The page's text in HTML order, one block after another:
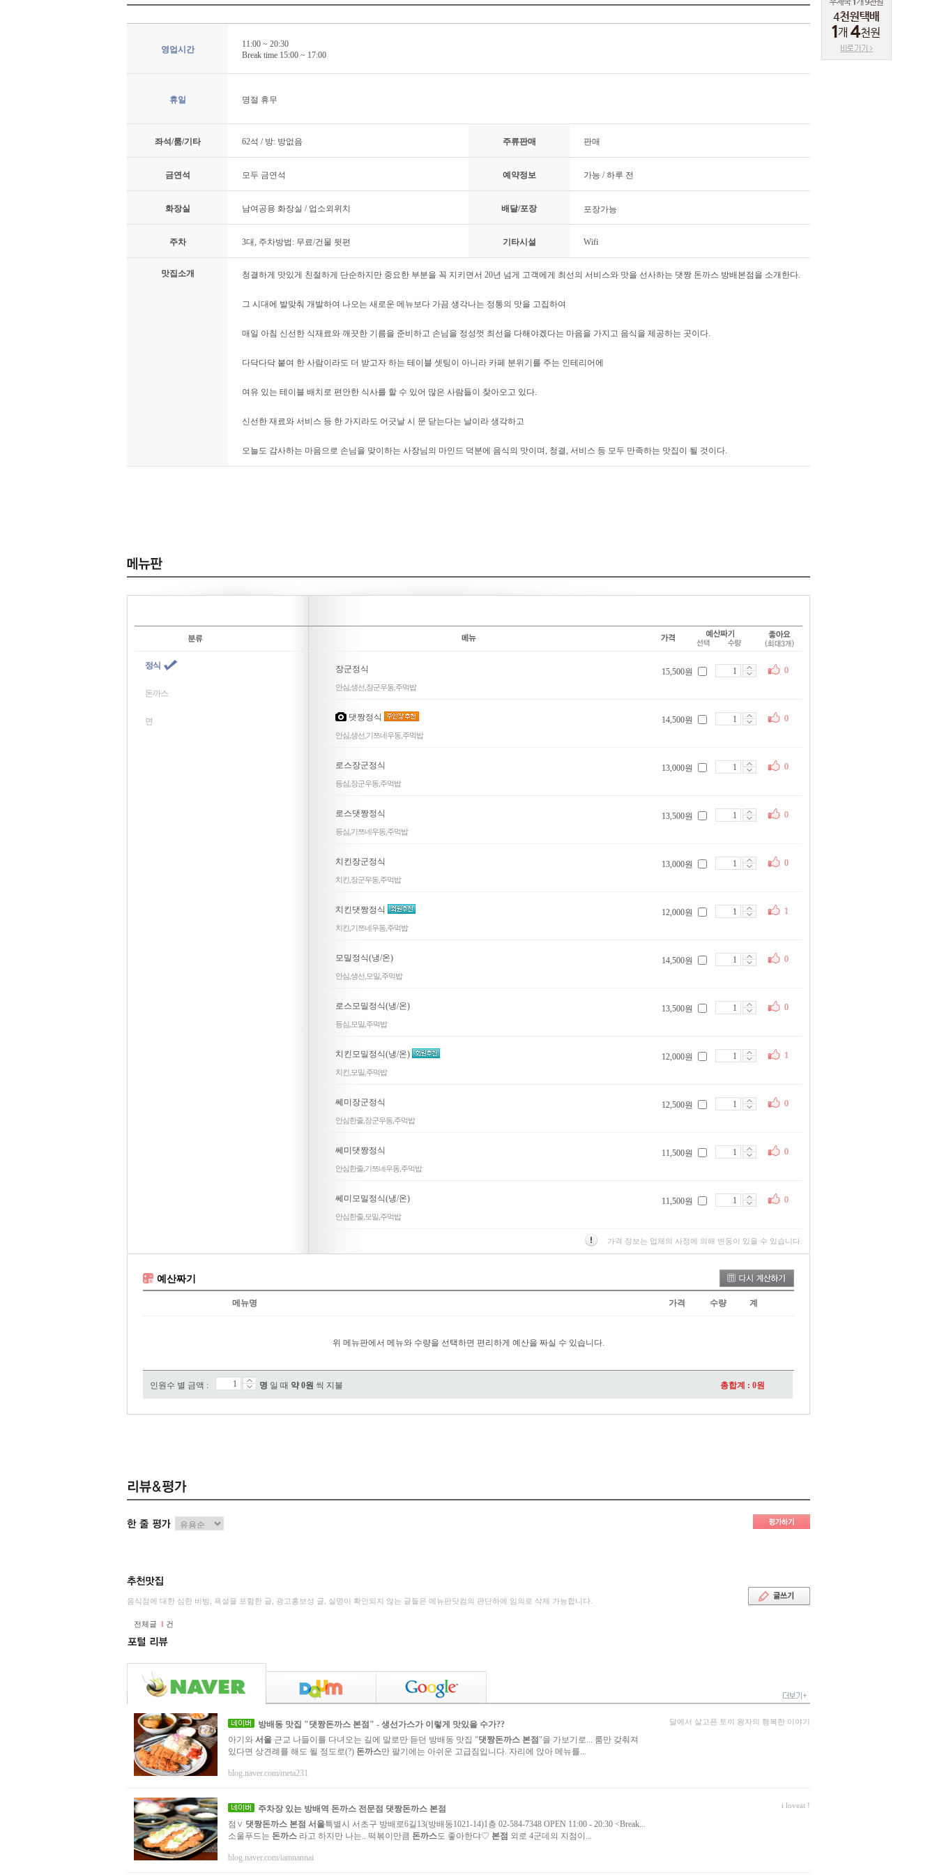
영업시간
11:00 ~ 20:30
Break time 15:00 ~ 17:00
휴일 명절 휴무
좌석/룸/기타 62석 / 방: 방없음 주류판매 판매
금연석 모두 금연석 예약정보 가능 / 하루 전
화장실 남여공용 화장실 / 업소외위치 배달/포장 포장가능
주차 3대, 주차방법: 무료/건물 뒷편 기타시설 Wifi
맛집소개 청결하게 맛있게 친절하게 단순하지만 중요한 부분을 꼭 지키면서 20년 넘게 고객에게 최선의 서비스와 맛을 선사하는 댓짱 돈까스 방배본점을 소개한다.
그 시대에 발맞춰 개발하여 나오는 새로운 메뉴보다 가끔 생각나는 정통의 맛을 고집하여
매일 아침 신선한 식재료와 깨끗한 기름을 준비하고 손님을 정성껏 최선을 다해야겠다는 마음을 가지고 음식을 제공하는 곳이다.
다닥다닥 붙여 한 사람이라도 더 받고자 하는 테이블 셋팅이 아니라 카페 분위기를 주는 인테리어에
여유 있는 테이블 배치로 편안한 식사를 할 수 있어 많은 사람들이 찾아오고 있다.
신선한 재료와 서비스 등 한 가지라도 어긋날 시 문 닫는다는 날이라 생각하고
오늘도 감사하는 마음으로 손님을 맞이하는 사장님의 마인드 덕분에 음식의 맛이며, 청결, 서비스 등 모두 만족하는 맛집이 될 것이다.
정식
돈까스
면
장군정식
안심,생선,장군우동,주먹밥
15,500원 0
댓짱정식
안심,생선,기쯔네우동,주먹밥
14,500원 0
로스장군정식
등심,장군우동,주먹밥
13,000원 0
로스댓짱정식
등심,기쯔네우동,주먹밥
13,500원 0
치킨장군정식
치킨,장군우동,주먹밥
13,000원 0
치킨댓짱정식
치킨,기쯔네우동,주먹밥
12,000원 1
모밀정식(냉/온)
안심,생선,모밀,주먹밥
14,500원 0
로스모밀정식(냉/온)
등심,모밀,주먹밥
13,500원 0
치킨모밀정식(냉/온)
치킨,모밀,주먹밥
12,000원 1
쎄미장군정식
안심한줄,장군우동,주먹밥
12,500원 0
쎄미댓짱정식
안심한줄,기쯔네우동,주먹밥
11,500원 0
쎄미모밀정식(냉/온)
안심한줄,모밀,주먹밥
11,500원 0
가격 정보는 업체의 사정에 의해 변동이 있을 수 있습니다.
예산짜기
메뉴명 가격 수량 계
위 메뉴판에서 메뉴와 수량을 선택하면 편리하게 예산을 짜실 수 있습니다.
인원수 별 금액 : 명 일 때 약0원 씩 지불 총합계 : 0원
음식점에 대한 심한 비방, 욕설을 포함한 글, 광고홍보성 글, 실명이 확인되지 않는 글들은 메뉴판닷컴의 판단하에 임의로 삭제 가능합니다.
전체글 1 건
방배동 맛집 "댓짱돈까스 본점 " - 생선가스가 이렇게 맛있을 수가??
아기와 서울 근교 나들이를 다녀오는 길에 말로만 듣던 방배동 맛집 "댓짱돈까스 본점"을 가보기로... 룸만 갖춰져
있다면 상견례를 해도 될 정도로(?) 돈까스만 팔기에는 아쉬운 고급짐입니다. 자리에 앉아 메뉴를...
blog.naver.com/meta231
달에서 살고픈 토끼 왕자의 행복한 이야기
주차장 있는 방배역 돈까스 전문점 댓짱돈까스 본점
점∨ 댓짱돈까스 본점 서울특별시 서초구 방배로6길13(방배동1021-14)1층 02-584-7348 OPEN 11:00 - 20:30 <Break...
소울푸드는 돈까스 라고 하지만 나는.. 떡볶이만큼 돈까스도 좋아한댜♡ 본점 외로 4군데의 지점이...
blog.naver.com/iamnannai
i loveat !